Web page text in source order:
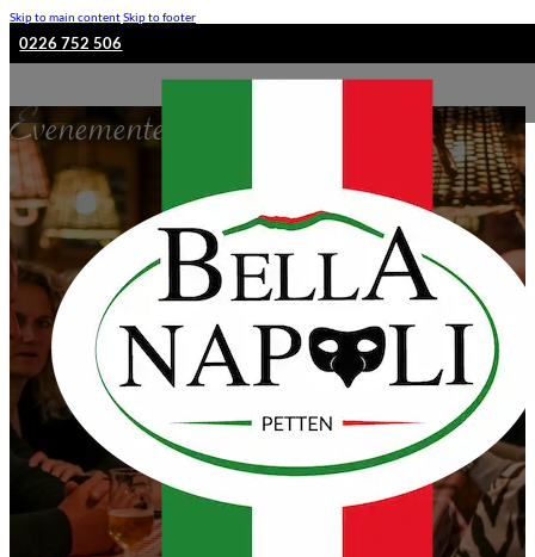
Skip to main contentSkip to footer
0226 752 506
Evenementen